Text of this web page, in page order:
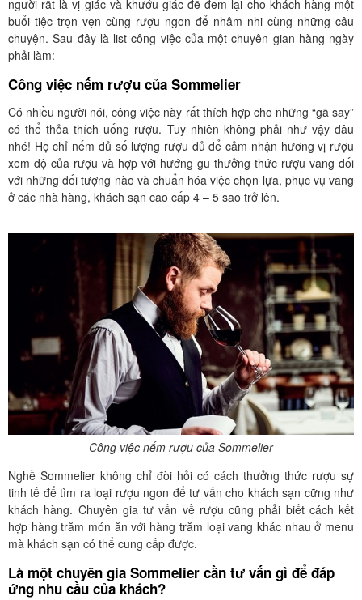
người rất là vị giác và khướu giác để đem lại cho khách hàng một
buổi tiệc trọn vẹn cùng rượu ngon để nhâm nhi cùng những câu
chuyện. Sau đây là list công việc của một chuyên gian hàng ngày
phải làm:
Công việc nếm rượu của Sommelier
Có nhiều người nói, công việc này rất thích hợp cho những “gã say”
có thể thỏa thích uống rượu. Tuy nhiên không phải như vậy đâu
nhé! Họ chỉ nếm đủ số lượng rượu đủ để cảm nhận hương vị rượu
xem độ của rượu và hợp với hướng gu thưởng thức rượu vang đối
với những đối tượng nào và chuẩn hóa việc chọn lựa, phục vụ vang
ở các nhà hàng, khách sạn cao cấp 4 – 5 sao trở lên.
Công việc nếm rượu của Sommelier
Nghề Sommelier không chỉ đòi hỏi có cách thưởng thức rượu sự
tinh tế để tìm ra loại rượu ngon để tư vấn cho khách sạn cững như
khách hàng. Chuyên gia tư vấn về rượu cũng phải biết cách kết
hợp hàng trăm món ăn với hàng trăm loại vang khác nhau ở menu
mà khách sạn có thể cung cấp được.
Là một chuyên gia Sommelier cần tư vấn gì để đáp
ứng nhu cầu của khách?